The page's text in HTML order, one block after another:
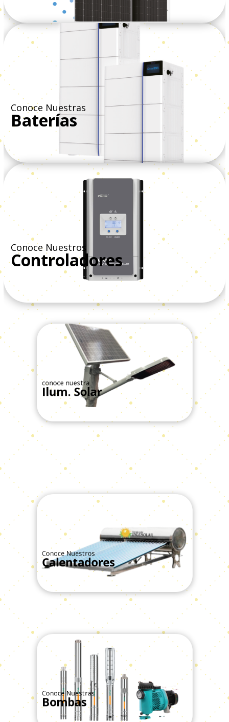
Conoce Nuestras
Baterías
Ver Todos
Conoce Nuestros
Controladores
Ver Todos
conoce nuestra
Ilum. Solar
Ver Todos
Conoce Nuestros
Calentadores
Ver Todos
Conoce Nuestras
Bombas